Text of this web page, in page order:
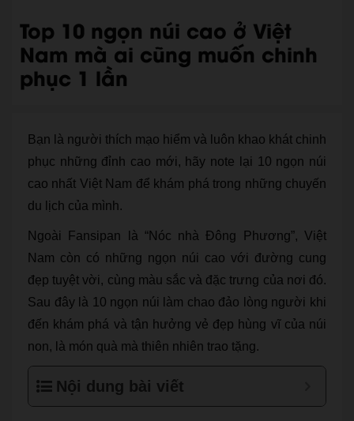
Top 10 ngọn núi cao ở Việt
Nam mà ai cũng muốn chinh
phục 1 lần
Bạn là người thích mạo hiểm và luôn khao khát chinh
phục những đỉnh cao mới, hãy note lại 10 ngọn núi
cao nhất Việt Nam để khám phá trong những chuyến
du lịch của mình.
Ngoài Fansipan là “Nóc nhà Đông Phương”, Việt
Nam còn có những ngọn núi cao với đường cung
đẹp tuyệt vời, cùng màu sắc và đặc trưng của nơi đó.
Sau đây là 10 ngọn núi làm chao đảo lòng người khi
đến khám phá và tận hưởng vẻ đẹp hùng vĩ của núi
non, là món quà mà thiên nhiên trao tặng.
Nội dung bài viết